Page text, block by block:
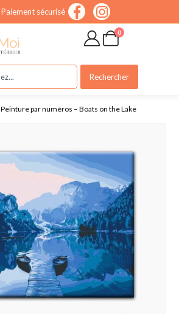
Paiement sécurisé
0
Rechercher
Peinture par numéros – Boats on the Lake